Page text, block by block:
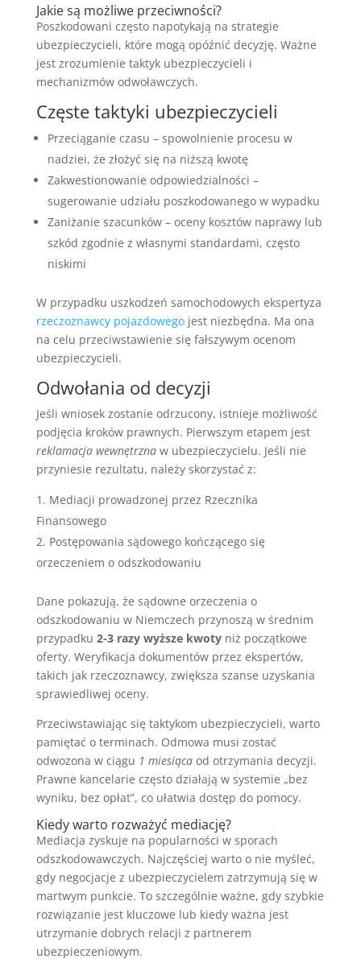
Jakie są możliwe przeciwności?
Poszkodowani często napotykają na strategie
ubezpieczycieli, które mogą opóźnić decyzję. Ważne
jest zrozumienie taktyk ubezpieczycieli i
mechanizmów odwoławczych.
Częste taktyki ubezpieczycieli
Przeciąganie czasu – spowolnienie procesu w
nadziei, że złożyć się na niższą kwotę
Zakwestionowanie odpowiedzialności –
sugerowanie udziału poszkodowanego w wypadku
Zaniżanie szacunków – oceny kosztów naprawy lub
szkód zgodnie z własnymi standardami, często
niskimi
W przypadku uszkodzeń samochodowych ekspertyza
rzeczoznawcy pojazdowegojest niezbędna. Ma ona
na celu przeciwstawienie się fałszywym ocenom
ubezpieczycieli.
Odwołania od decyzji
Jeśli wniosek zostanie odrzucony, istnieje możliwość
podjęcia kroków prawnych. Pierwszym etapem jest
reklamacja wewnętrznaw ubezpieczycielu. Jeśli nie
przyniesie rezultatu, należy skorzystać z:
Mediacji prowadzonej przez Rzecznika
Finansowego
Postępowania sądowego kończącego się
orzeczeniem o odszkodowaniu
Dane pokazują, że sądowne orzeczenia o
odszkodowaniu w Niemczech przynoszą w średnim
przypadku 2-3 razy wyższe kwotyniż początkowe
oferty. Weryfikacja dokumentów przez ekspertów,
takich jak rzeczoznawcy, zwiększa szanse uzyskania
sprawiedliwej oceny.
Przeciwstawiając się taktykom ubezpieczycieli, warto
pamiętać o terminach. Odmowa musi zostać
odwozona w ciągu 1 miesiącaod otrzymania decyzji.
Prawne kancelarie często działają w systemie „bez
wyniku, bez opłat”, co ułatwia dostęp do pomocy.
Kiedy warto rozważyć mediację?
Mediacja zyskuje na popularności w sporach
odszkodowawczych. Najczęściej warto o nie myśleć,
gdy negocjacje z ubezpieczycielem zatrzymują się w
martwym punkcie. To szczególnie ważne, gdy szybkie
rozwiązanie jest kluczowe lub kiedy ważna jest
utrzymanie dobrych relacji z partnerem
ubezpieczeniowym.